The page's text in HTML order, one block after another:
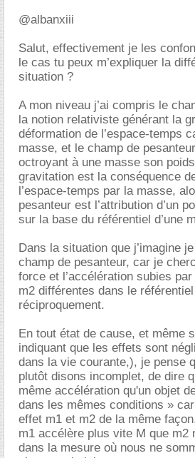
@albanxiii
Salut, effectivement je les
le cas tu peux m’expliquer la
situation ?
A mon niveau j’ai compris le
la notion relativiste générant la
déformation de l’espace-temps
masse, et le champ de
octroyant à une masse son
gravitation est la conséquence
l’espace-temps par la masse,
pesanteur est l’attribution d’un
sur la base du référentiel d’une
Dans la situation que j’imagine
champ de pesanteur, car je
force et l’accélération subies
m2 différentes dans le
réciproquement.
En tout état de cause, et même
indiquant que les effets sont
dans la vie courante,), je pense
plutôt disons incomplet, de dire
même accélération qu'un objet
dans les mêmes conditions »
effet m1 et m2 de la même
m1 accélère plus vite M que m2
dans la mesure où nous ne